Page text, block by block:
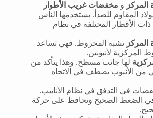
و مخفضات غريب الأطوار
المقاوم للصدأ. يستخدمها الناس
ذات الأقطار المختلفة في نظام
تشبه المخروط. فهي تساعد
المركزية لأنبوبين.
لها جانب مسطح. وهذا يتأكد من
من الأنبوب يصطف في الاتجاه
في التدفق في نظام الأنابيب.
في الضغط الصحيح وتحافظ على حركة